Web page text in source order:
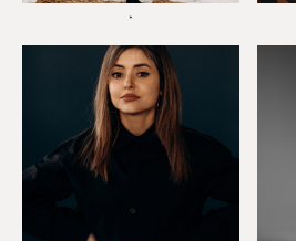
*